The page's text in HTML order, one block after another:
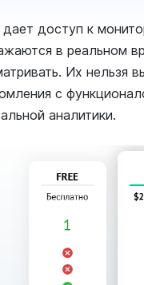
доступ к
в реальном
Их нельзя
с
аналитики.